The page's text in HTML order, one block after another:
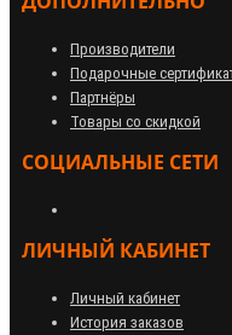
Производители
Подарочные
Партнёры
Товары со скидкой
СОЦИАЛЬНЫЕ СЕТИ
ЛИЧНЫЙ КАБИНЕТ
Личный кабинет
История заказов